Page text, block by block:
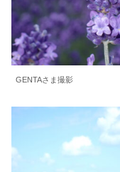
GENTAさま撮影